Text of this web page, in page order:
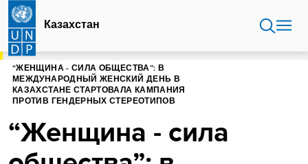
Перейти
основному
содержанию
Казахстан
ГЛАВНАЯ
“ЖЕНЩИНА - СИЛА ОБЩЕСТВА”: В
МЕЖДУНАРОДНЫЙ ЖЕНСКИЙ ДЕНЬ В
КАЗАХСТАНЕ СТАРТОВАЛА КАМПАНИЯ
ПРОТИВ ГЕНДЕРНЫХ СТЕРЕОТИПОВ
“Женщина - сила